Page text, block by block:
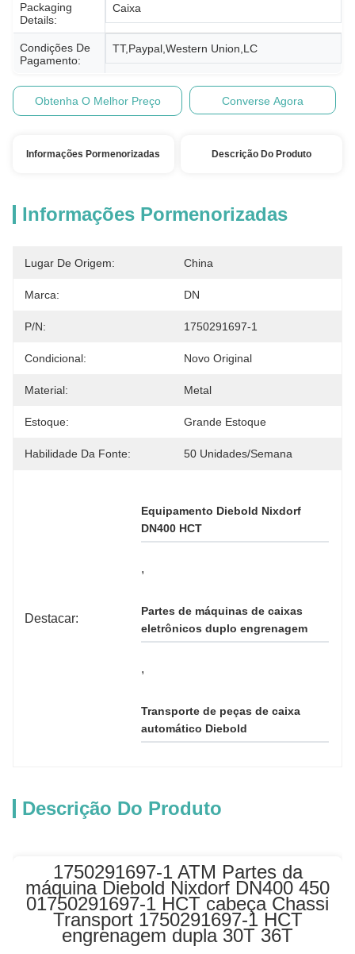
Packaging
Details:
Caixa
Condições De
Pagamento:
TT,Paypal,Western Union,LC
Obtenha O Melhor Preço Converse Agora
Informações Pormenorizadas Descrição Do Produto
Informações Pormenorizadas
Lugar De Origem: China
Marca: DN
P/N: 1750291697-1
Condicional: Novo Original
Material: Metal
Estoque: Grande Estoque
Habilidade Da Fonte: 50 Unidades/semana
Destacar:
Equipamento Diebold Nixdorf
DN400 HCT
,
Partes de máquinas de caixas
eletrônicos duplo engrenagem
,
Transporte de peças de caixa
automático Diebold
Descrição Do Produto
1750291697-1 ATM Partes da
máquina Diebold Nixdorf DN400 450
01750291697-1 HCT cabeça Chassi
Transport 1750291697-1 HCT
engrenagem dupla 30T 36T